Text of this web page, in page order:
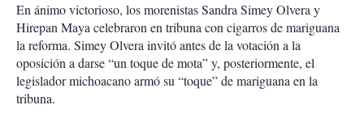
En ánimo victorioso, los morenistas Sandra Simey Olvera y
Hirepan Maya celebraron en tribuna con cigarros de mariguana
la reforma. Simey Olvera invitó antes de la votación a la
oposición a darse “un toque de mota” y, posteriormente, el
legislador michoacano armó su “toque” de mariguana en la
tribuna.